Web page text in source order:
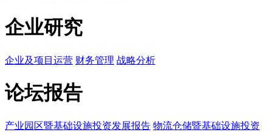
企业研究
企业及项目运营 财务管理 战略分析
论坛报告
产业园区暨基础设施投资发展报告 物流仓储暨基础设施投资